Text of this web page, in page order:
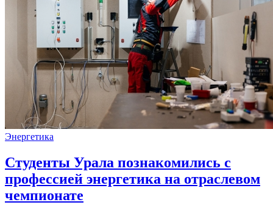
Энергетика
Студенты Урала познакомились с
профессией энергетика на отраслевом
чемпионате